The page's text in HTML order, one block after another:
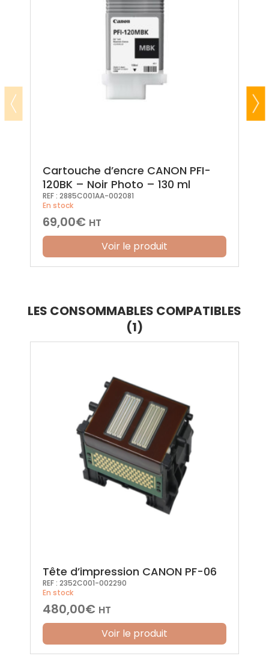
Cartouche d’encre CANON PFI-
120BK – Noir Photo – 130 ml
REF : 2885C001AA-002081
En stock
69,00€ HT
Voir le produit
LES CONSOMMABLES COMPATIBLES
(1)
Tête d’impression CANON PF-06
REF : 2352C001-002290
En stock
480,00€ HT
Voir le produit